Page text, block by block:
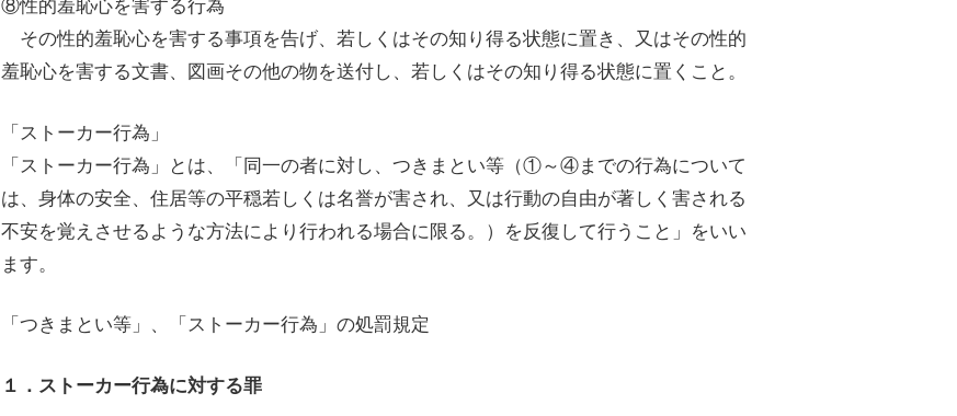
その性的羞恥心を害する事項を告げ、若しくはその知り得る状態に置き、又はその性的
羞恥心を害する文書、図画その他の物を送付し、若しくはその知り得る状態に置くこと。
「ストーカー行為」
「ストーカー行為」とは、「同一の者に対し、つきまとい等（①～④までの行為について
は、身体の安全、住居等の平穏若しくは名誉が害され、又は行動の自由が著しく害される
不安を覚えさせるような方法により行われる場合に限る。）を反復して行うこと」をいい
ます。
「つきまとい等」、「ストーカー行為」の処罰規定
１．ストーカー行為に対する罪